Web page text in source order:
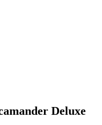
Deluxe